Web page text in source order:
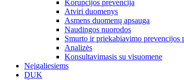
Korupcijos prevencija
Atviri duomenys
Asmens duomenų apsauga
Naudingos nuorodos
Smurto ir priekabiavimo prevencijos
Analizės
Konsultavimasis su visuomene
Neįgaliesiems
DUK